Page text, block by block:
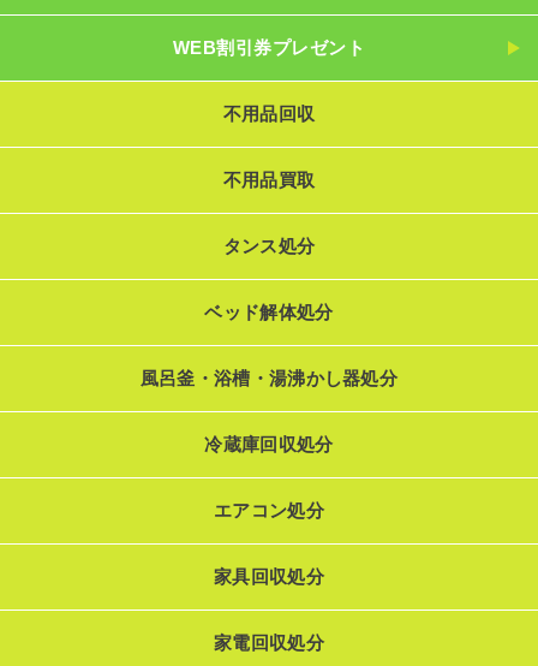
WEB割引券プレゼント
不用品回収
不用品買取
タンス処分
ベッド解体処分
風呂釜・浴槽・湯沸かし器処分
冷蔵庫回収処分
エアコン処分
家具回収処分
家電回収処分